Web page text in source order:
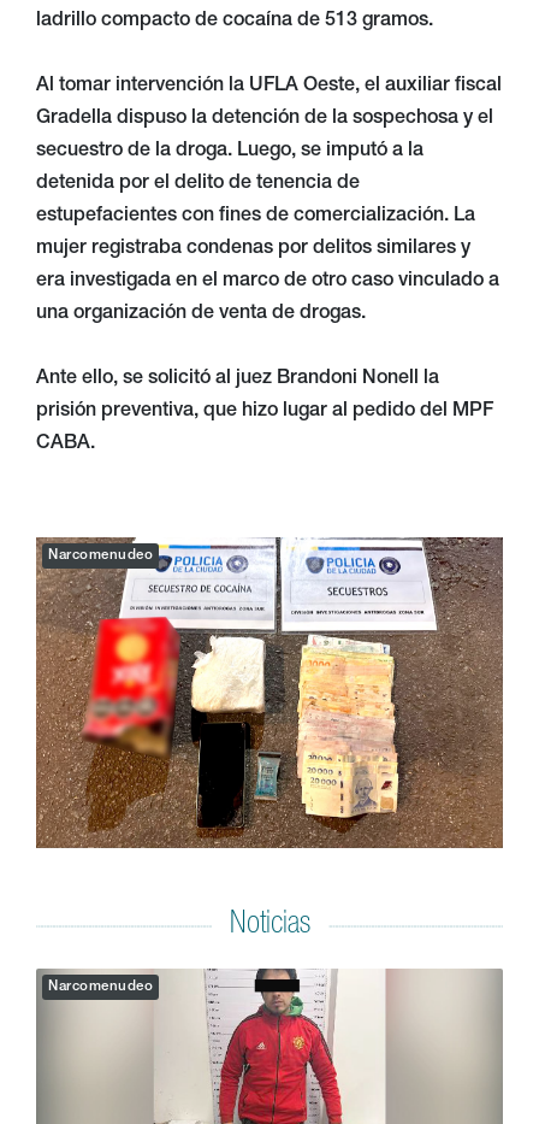
ladrillo compacto de cocaína de 513 gramos.
Al tomar intervención la UFLA Oeste, el auxiliar fiscal
Gradella dispuso la detención de la sospechosa y el
secuestro de la droga. Luego, se imputó a la
detenida por el delito de tenencia de
estupefacientes con fines de comercialización. La
mujer registraba condenas por delitos similares y
era investigada en el marco de otro caso vinculado a
una organización de venta de drogas.
Ante ello, se solicitó al juez Brandoni Nonell la
prisión preventiva, que hizo lugar al pedido del MPF
CABA.
Narcomenudeo
Noticias
Narcomenudeo